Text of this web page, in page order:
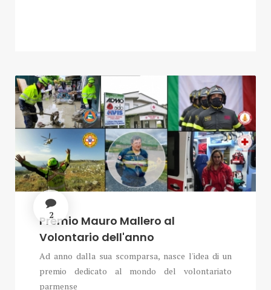
2
Premio Mauro Mallero al
Volontario dell'anno
Ad anno dalla sua scomparsa, nasce l'idea di un
premio dedicato al mondo del volontariato
parmense